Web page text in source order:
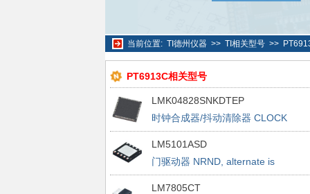
当前位置: TI德州仪器>> TI相关型号>>
PT6913C相关型号
LMK04828SNKDTEP
时钟合成器/抖动清除器 CLOCK
GENERATION-EXTEND TEMP -55
LM5101ASD
门驱动器 NRND, alternate is
LM5101ASD/NOPB
LM7805CT